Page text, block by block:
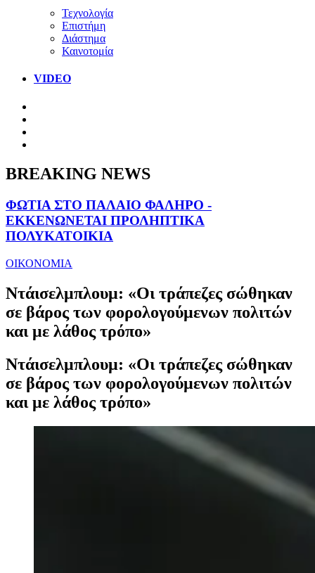
Τεχνολογία
Επιστήμη
Διάστημα
Καινοτομία
VIDEO
BREAKING NEWS
ΦΩΤΙΑ ΣΤΟ ΠΑΛΑΙΟ ΦΑΛΗΡΟ -
ΕΚΚΕΝΩΝΕΤΑΙ ΠΡΟΛΗΠΤΙΚΑ
ΠΟΛΥΚΑΤΟΙΚΙΑ
ΟΙΚΟΝΟΜΙΑ
Ντάισελμπλουμ: «Oι τράπεζες σώθηκαν
σε βάρος των φορολογούμενων πολιτών
και με λάθος τρόπο»
Ντάισελμπλουμ: «Oι τράπεζες σώθηκαν
σε βάρος των φορολογούμενων πολιτών
και με λάθος τρόπο»